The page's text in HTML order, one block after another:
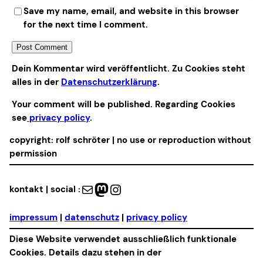
Save my name, email, and website in this browser
for the next time I comment.
Alternative:
Dein Kommentar wird veröffentlicht. Zu Cookies steht
alles in der Datenschutzerklärung.
Your comment will be published. Regarding Cookies
see privacy policy.
copyright: rolf schröter | no use or reproduction without
permission
kontakt | social : Mail Mastodon Instagram
impressum | datenschutz | privacy policy
Diese Website verwendet ausschließlich funktionale
Cookies. Details dazu stehen in der